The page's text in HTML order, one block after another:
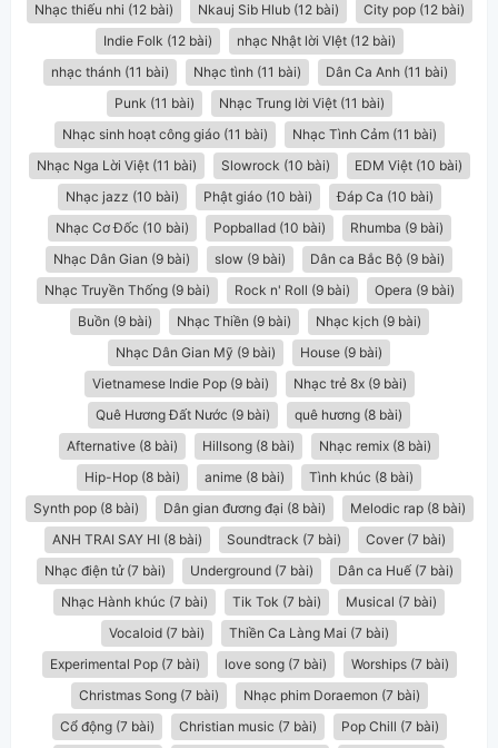
Nhạc thiếu nhi (12 bài)
Nkauj Sib Hlub (12 bài)
City pop (12 bài)
Indie Folk (12 bài)
nhạc Nhật lời VIệt (12 bài)
nhạc thánh (11 bài)
Nhạc tình (11 bài)
Dân Ca Anh (11 bài)
Punk (11 bài)
Nhạc Trung lời Việt (11 bài)
Nhạc sinh hoạt công giáo (11 bài)
Nhạc Tình Cảm (11 bài)
Nhạc Nga Lời Việt (11 bài)
Slowrock (10 bài)
EDM Việt (10 bài)
Nhạc jazz (10 bài)
Phật giáo (10 bài)
Đáp Ca (10 bài)
Nhạc Cơ Đốc (10 bài)
Popballad (10 bài)
Rhumba (9 bài)
Nhạc Dân Gian (9 bài)
slow (9 bài)
Dân ca Bắc Bộ (9 bài)
Nhạc Truyền Thống (9 bài)
Rock n' Roll (9 bài)
Opera (9 bài)
Buồn (9 bài)
Nhạc Thiền (9 bài)
Nhạc kịch (9 bài)
Nhạc Dân Gian Mỹ (9 bài)
House (9 bài)
Vietnamese Indie Pop (9 bài)
Nhạc trẻ 8x (9 bài)
Quê Hương Đất Nước (9 bài)
quê hương (8 bài)
Afternative (8 bài)
Hillsong (8 bài)
Nhạc remix (8 bài)
Hip-Hop (8 bài)
anime (8 bài)
Tình khúc (8 bài)
Synth pop (8 bài)
Dân gian đương đại (8 bài)
Melodic rap (8 bài)
ANH TRAI SAY HI (8 bài)
Soundtrack (7 bài)
Cover (7 bài)
Nhạc điện tử (7 bài)
Underground (7 bài)
Dân ca Huế (7 bài)
Nhạc Hành khúc (7 bài)
Tik Tok (7 bài)
Musical (7 bài)
Vocaloid (7 bài)
Thiền Ca Làng Mai (7 bài)
Experimental Pop (7 bài)
love song (7 bài)
Worships (7 bài)
Christmas Song (7 bài)
Nhạc phim Doraemon (7 bài)
Cổ động (7 bài)
Christian music (7 bài)
Pop Chill (7 bài)